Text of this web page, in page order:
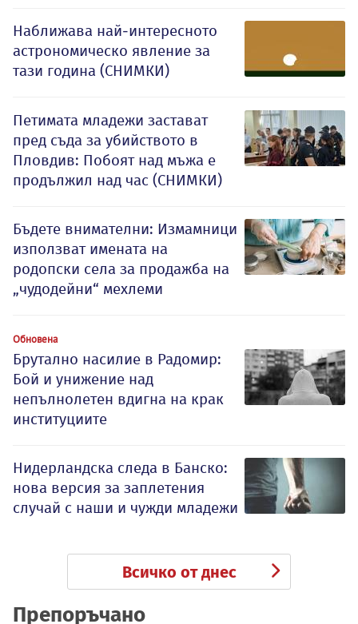
Наближава най-интересното
астрономическо явление за
тази година (СНИМКИ)
Петимата младежи застават
пред съда за убийството в
Пловдив: Побоят над мъжа е
продължил над час (СНИМКИ)
Бъдете внимателни: Измамници
използват имената на
родопски села за продажба на
„чудодейни“ мехлеми
Обновена
Брутално насилие в Радомир:
Бой и унижение над
непълнолетен вдигна на крак
институциите
Нидерландска следа в Банско:
нова версия за заплетения
случай с наши и чужди младежи
Всичко от днес
Препоръчано